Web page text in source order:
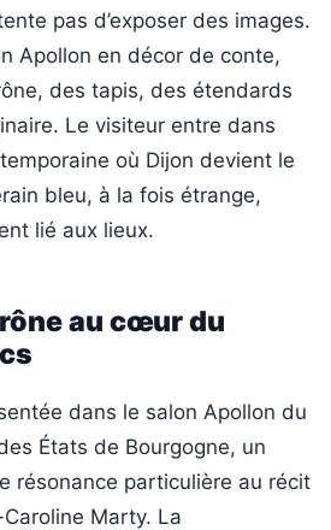
pas d’exposer des images.
Apollon en décor de conte,
des tapis, des étendards
Le visiteur entre dans
où Dijon devient le
bleu, à la fois étrange,
lié aux lieux.
au cœur du
dans le salon Apollon du
États de Bourgogne, un
résonance particulière au récit
Marty. La